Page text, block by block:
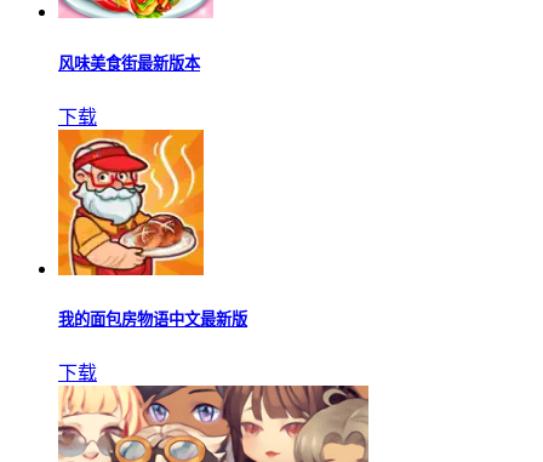
风味美食街最新版本
下载
我的面包房物语中文最新版
下载